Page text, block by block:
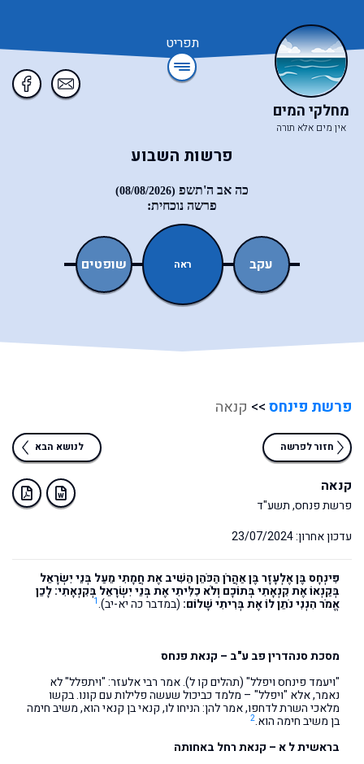
תפריט
מחלקי המים
אין מים אלא תורה
פרשות השבוע
כה אב ה'תשפ (08/08/2026)
פרשה נוכחית:
שופטים ראה עקב
פרשת פינחס>> קנאה
חזור לפרשה לנושא הבא
קנאה
פרשת פנחס, תשע"ד
עדכון אחרון: 23/07/2024
פִּינְחָס בֶּן אֶלְעָזָר בֶּן אַהֲרֹן הַכֹּהֵן הֵשִׁיב אֶת חֲמָתִי מֵעַל בְּנֵי יִשְׂרָאֵל
בְּקַנְאוֹ אֶת קִנְאָתִי בְּתוֹכָם וְלֹא כִלִּיתִי אֶת בְּנֵי יִשְׂרָאֵל בְּקִנְאָתִי: לָכֵן
אֱמֹר הִנְנִי נֹתֵן לוֹ אֶת בְּרִיתִי שָׁלוֹם: (במדבר כה יא-יב).1
מסכת סנהדרין פב ע"ב – קנאת פנחס
"ויעמד פינחס ויפלל" (תהלים קו ל). אמר רבי אלעזר: "ויתפלל" לא
נאמר, אלא "ויפלל" – מלמד כביכול שעשה פלילות עם קונו. בקשו
מלאכי השרת לדחפו, אמר להן: הניחו לו, קנאי בן קנאי הוא, משיב חימה
בן משיב חימה הוא.2
בראשית ל א – קנאת רחל באחותה